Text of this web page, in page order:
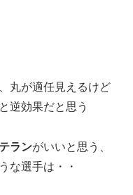
、丸が適任見えるけど
逆効果だと思う
ランがいいと思う、
な選手は・・